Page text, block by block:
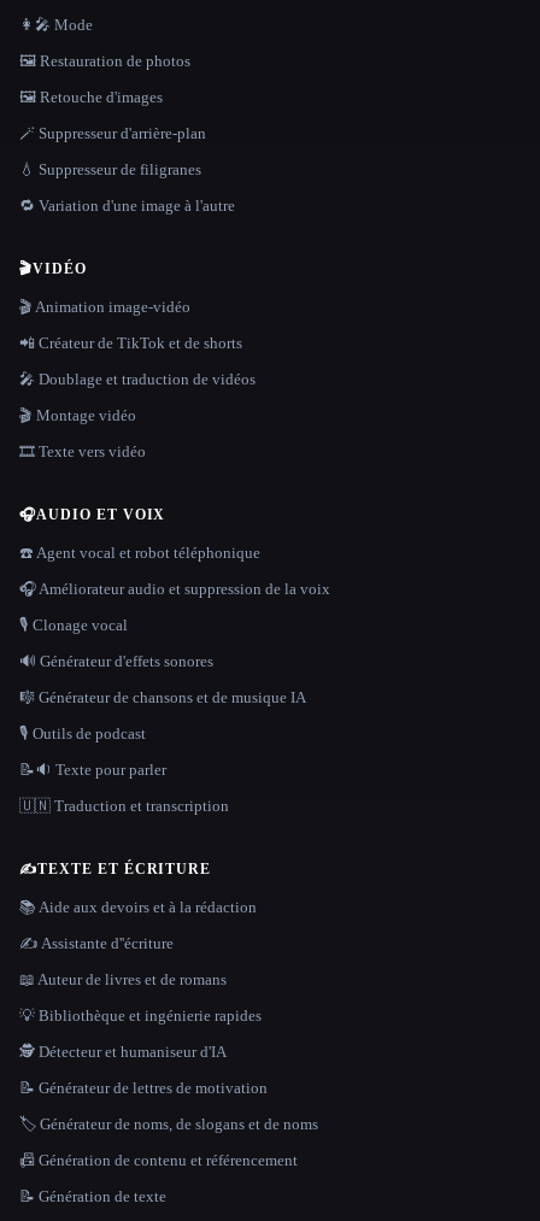
👩‍🎤 Mode
🖼️ Restauration de photos
🖼️ Retouche d'images
🪄 Suppresseur d'arrière-plan
💧 Suppresseur de filigranes
🔁 Variation d'une image à l'autre
🎬VIDÉO
🎬 Animation image-vidéo
📲 Créateur de TikTok et de shorts
🎤 Doublage et traduction de vidéos
🎬 Montage vidéo
🎞️ Texte vers vidéo
🎧AUDIO ET VOIX
☎️ Agent vocal et robot téléphonique
🎧 Améliorateur audio et suppression de la voix
🎙️ Clonage vocal
🔊 Générateur d'effets sonores
🎼 Générateur de chansons et de musique IA
🎙️ Outils de podcast
📝🔉 Texte pour parler
🇺🇳 Traduction et transcription
✍️TEXTE ET ÉCRITURE
📚 Aide aux devoirs et à la rédaction
✍️ Assistante d''écriture
📖 Auteur de livres et de romans
💡 Bibliothèque et ingénierie rapides
🕵️ Détecteur et humaniseur d'IA
📝 Générateur de lettres de motivation
🏷️ Générateur de noms, de slogans et de noms
📠 Génération de contenu et référencement
📝 Génération de texte